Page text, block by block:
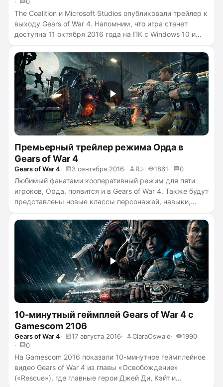
The Coalition и Microsoft Studios опубликовали трейлер к
выходу Gears of War 4. Напомним, что игра станет
доступна 11 октября 2016 года на ПК с Windows 10 и
Edition смогут начать игру на 4 дня раньше...читать
полностью →
Премьерный трейлер режима Орда в
Gears of War 4
Gears of War 4 3 сентября 2016 RJ 1861 0
Любимый фанатами кооперативный режим для пяти
игроков, Орда, появится и в Gears of War 4. Также будут
представлены новые классы персонажей, навыки,
на режим пять-против-всех, где ожидается 50 волн,
которые называются «Орда 3.0»...читать полностью →
10-минутный геймплей Gears of War 4 с
Gamescom 2106
Gears of War 4 17 августа 2016 ClaraOswald
1990
0
На Gamescom 2016 показали 10-минутное геймплейное
видео Gears of War 4 из главы «Освобождение»
(«Rescue»), где главные герои Джей Ди, Кэйт и